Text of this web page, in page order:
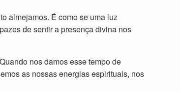
almejamos. É como se uma luz
de sentir a presença divina nos
nos damos esse tempo de
as nossas energias espirituais, nos